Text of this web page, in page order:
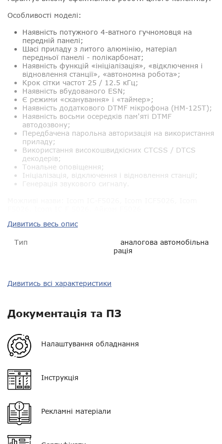
Особливості моделі:
Наявність потужного 4-ватного гучномовця на
передній панелі;
Шасі приладу з литого алюмінію, матеріал
передньої панелі - полікарбонат;
Наявність функцій «ініціалізація», «відключення і
відновлення станції», «автономна робота»;
Крок сітки частот 25 / 12.5 кГц;
Наявність вбудованого ESN;
Є режими «сканування» і «таймер»;
Наявність додаткового DTMF мікрофона (HM-125T);
Наявність восьми осередків пам'яті DTMF
автодозвону;
Передбачена парольна авторизація на використання
приладу;
Використання високошвидкісних CTCSS / DTCS
декодерів;
Тональне оповіщення;
Ініціалізація, відключення і відновлення станції;
Генерація звукового сигналу.
Дивитись весь опис
Тип
аналогова автомобільна
рація
Потужність 25 Вт
Орієнтовна дальність у
місті
Орієнтовна дальність у
лісі
Орієнтовна дальність у
полі
Дивитись всі характеристики
Документація та ПЗ
Налаштування обладнання
Інструкція
Рекламні матеріали